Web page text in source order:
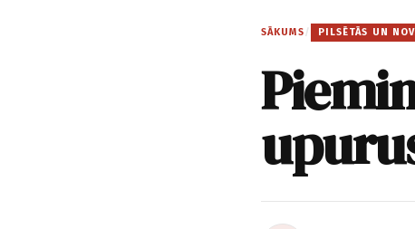
SĀKUMS / PILSĒTĀS UN